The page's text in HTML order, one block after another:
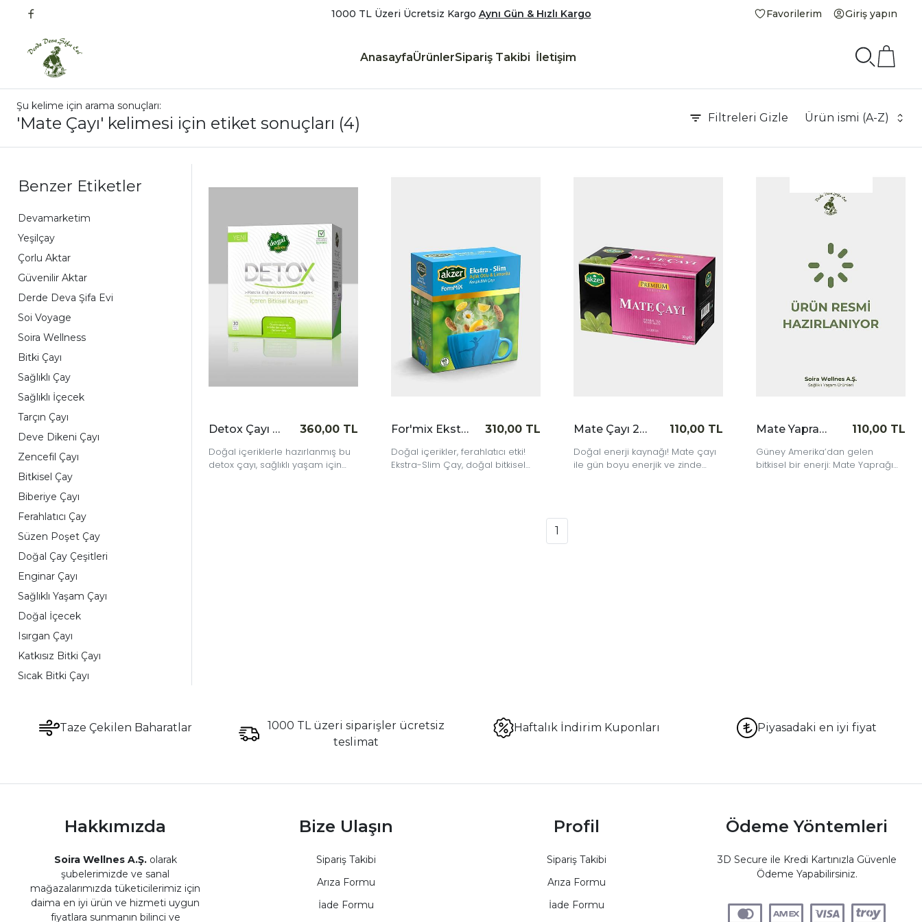
1000 TL Üzeri Ücretsiz Kargo Aynı Gün & Hızlı Kargo Favorilerim Giriş yapın
AnasayfaÜrünlerSipariş Takibi İletişim
Şu kelime için arama sonuçları:
'Mate Çayı' kelimesi için etiket sonuçları (4) Filtreleri Gizle Ürün ismi (A-Z)
Benzer Etiketler
Devamarketim
Yeşilçay
Çorlu Aktar
Güvenilir Aktar
Derde Deva Şifa Evi
Soi Voyage
Soira Wellness
Bitki Çayı
Sağlıklı Çay
Sağlıklı İçecek
Tarçın Çayı
Deve Dikeni Çayı
Zencefil Çayı
Bitkisel Çay
Biberiye Çayı
Ferahlatıcı Çay
Süzen Poşet Çay
Doğal Çay Çeşitleri
Enginar Çayı
Sağlıklı Yaşam Çayı
Doğal İçecek
Isırgan Çayı
Katkısız Bitki Çayı
Sıcak Bitki Çayı
Doğal Bitki Çayı
Organik Mate Çayı
Mate Yaprağı Çayı
Uyarıcı Çay
Doğal Çay
Funda Yaprağı Çayı
Detox Çayı 30'lu
360,00 TL
Doğal içeriklerle hazırlanmış bu
detox çayı, sağlıklı yaşam için
For'mix Ekstra S. Çayı 60'lı
310,00 TL
Doğal içerikler, ferahlatıcı etki!
Ekstra-Slim Çay, doğal bitkisel
Mate Çayı 20'li
110,00 TL
Doğal enerji kaynağı! Mate çayı
ile gün boyu enerjik ve zinde
Mate Yaprağı 40 gr
110,00 TL
Güney Amerika’dan gelen
bitkisel bir enerji: Mate Yaprağı
1
Taze Çekilen Baharatlar
1000 TL üzeri siparişler ücretsiz
teslimat
Haftalık İndirim Kuponları Piyasadaki en iyi fiyat
Hakkımızda
Soira Wellnes A.Ş.olarak
şubelerimizde ve sanal
mağazalarımızda tüketicilerimiz için
daima en iyi ürün ve hizmeti uygun
fiyatlara sunmanın bilinci ve
Bize Ulaşın
Sipariş Takibi
Arıza Formu
İade Formu
Profil
Sipariş Takibi
Arıza Formu
İade Formu
Ödeme Yöntemleri
3D Secure ile Kredi Kartınızla Güvenle
Ödeme Yapabilirsiniz.